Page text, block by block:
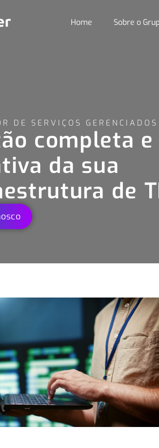
Home Sobre o
DE SERVIÇOS
completa e
da sua
de